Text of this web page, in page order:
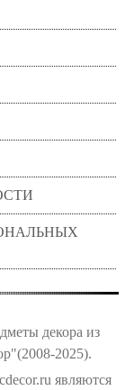
декора из
2025).
являются